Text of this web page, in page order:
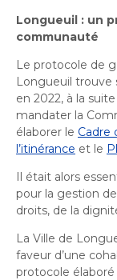
Longueuil : un
communauté
Le protocole de
Longueuil trouve
en 2022, à la
mandater la
élaborer le Cadre
l’itinérance et le
Il était alors
pour la gestion
droits, de la
La Ville de
faveur d’une
protocole élaboré